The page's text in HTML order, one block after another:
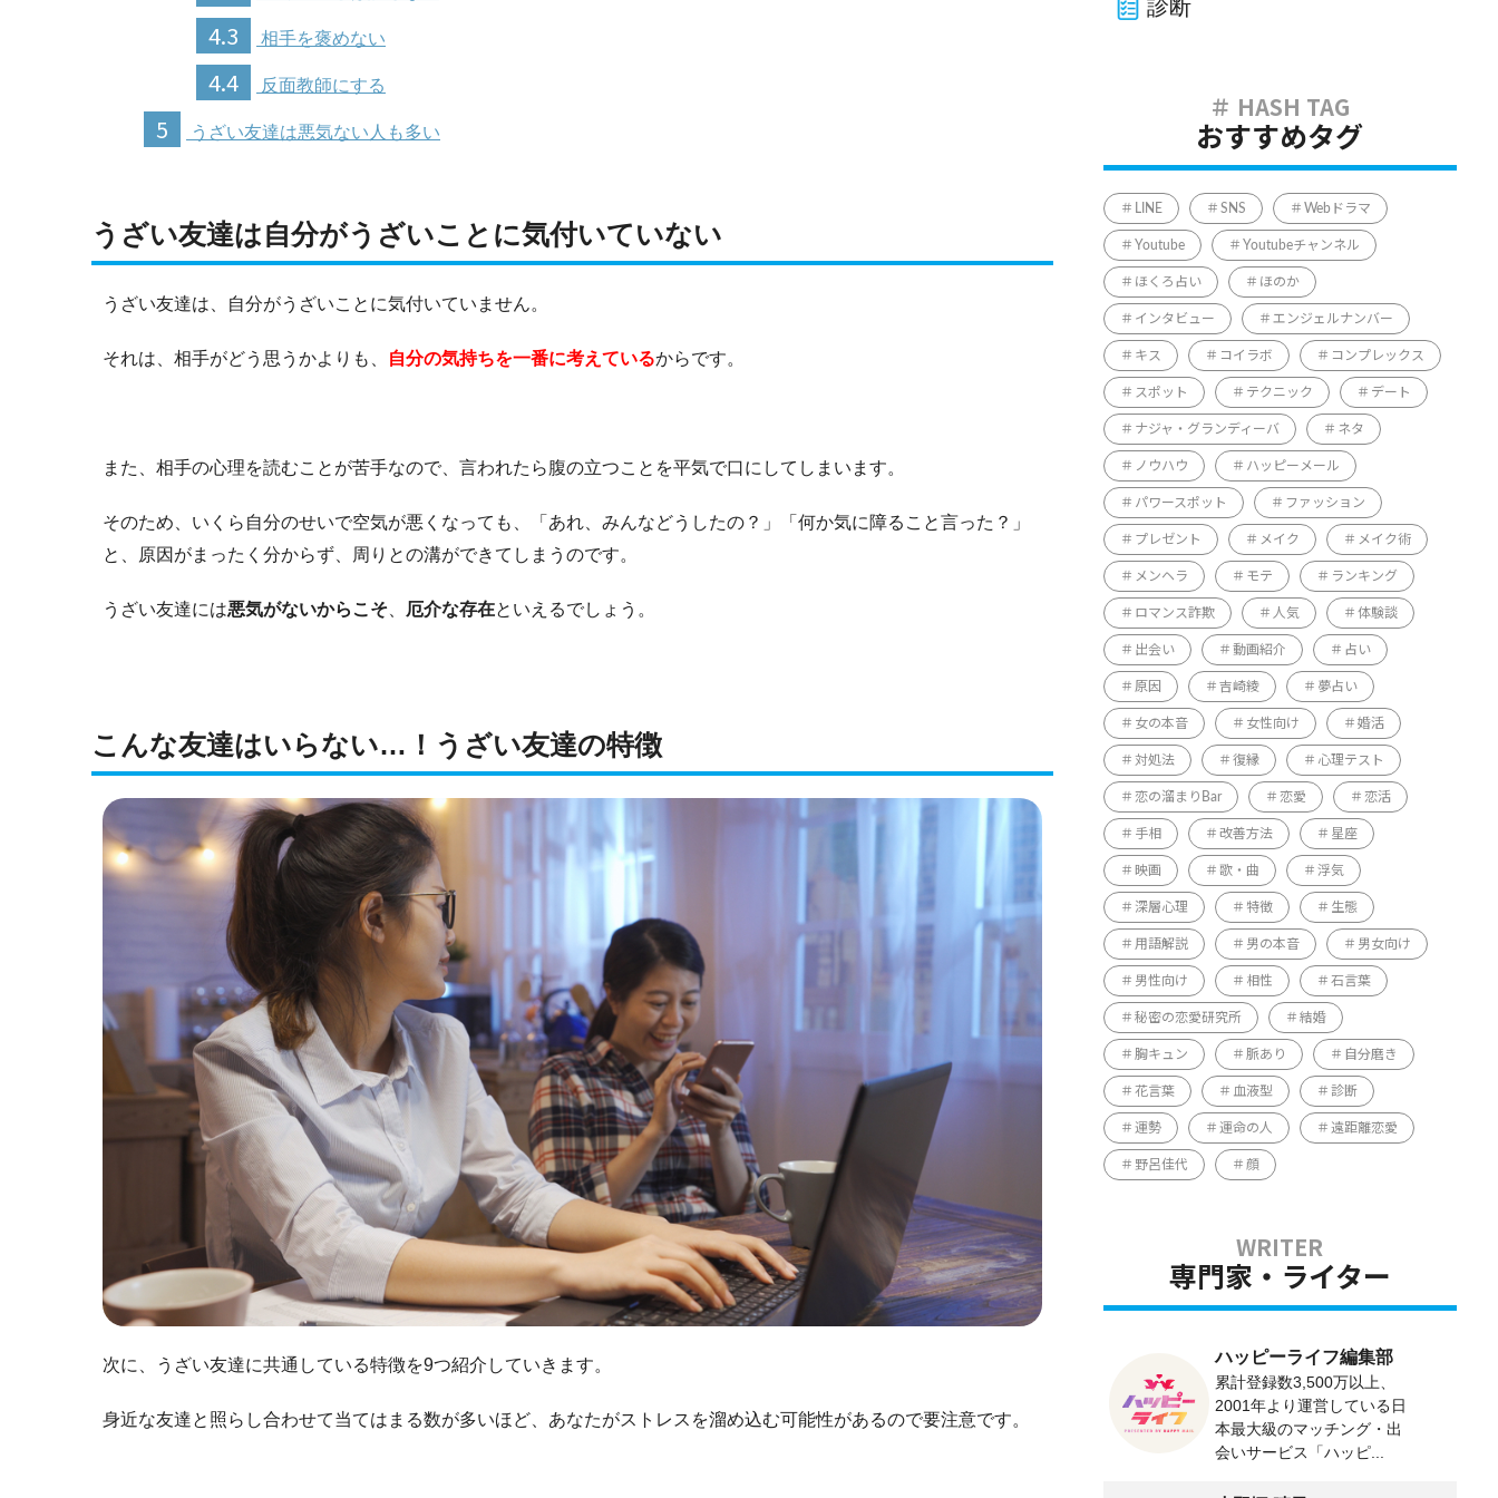
4.3 相手を褒めない
4.4 反面教師にする
5 うざい友達は悪気ない人も多い
うざい友達は自分がうざいことに気付いていない
うざい友達は、自分がうざいことに気付いていません。
それは、相手がどう思うかよりも、 自分の気持ちを一番に考えているからです。
また、相手の心理を読むことが苦手なので、言われたら腹の立つことを平気で口にしてしまいます。
そのため、いくら自分のせいで空気が悪くなっても、「あれ、みんなどうしたの？」「何か気に障ること言った？」
と、原因がまったく分からず、周りとの溝ができてしまうのです。
うざい友達には悪気がないからこそ 厄介な存在といえるでしょう。
こんな友達はいらない…！うざい友達の特徴
次に、うざい友達に共通している特徴を9つ紹介していきます。
身近な友達と照らし合わせて当てはまる数が多いほど、あなたがストレスを溜め込む可能性があるので要注意です。
診断
おすすめタグ
LINE SNS Webドラマ
Youtube Youtubeチャンネル
ほくろ占い ほのか
インタビュー エンジェルナンバー
キス コイラボ コンプレックス
スポット テクニック デート
ナジャ・グランディーバ ネタ
ノウハウ ハッピーメール
パワースポット ファッション
プレゼント メイク メイク術
メンヘラ モテ ランキング
ロマンス詐欺 人気 体験談
出会い 動画紹介 占い
原因 吉崎綾 夢占い
女の本音 女性向け 婚活
対処法 復縁 心理テスト
恋の溜まりBar 恋愛 恋活
手相 改善方法 星座
映画 歌・曲 浮気
深層心理 特徴 生態
用語解説 男の本音 男女向け
男性向け 相性 石言葉
秘密の恋愛研究所 結婚
胸キュン 脈あり 自分磨き
花言葉 血液型 診断
運勢 運命の人 遠距離恋愛
野呂佳代 顔
専門家・ライター
ハッピーライフ編集部
累計登録数3,500万以上、
2001年より運営している日
本最大級のマッチング・出
会いサービス「ハッピ...